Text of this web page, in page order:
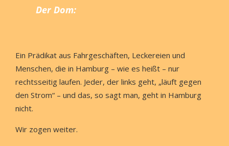
Der Dom:
Ein Prädikat aus Fahrgeschäften, Leckereien und
Menschen, die in Hamburg – wie es heißt – nur
rechtsseitig laufen. Jeder, der links geht, „läuft gegen
den Strom“ – und das, so sagt man, geht in Hamburg
nicht.
Wir zogen weiter.